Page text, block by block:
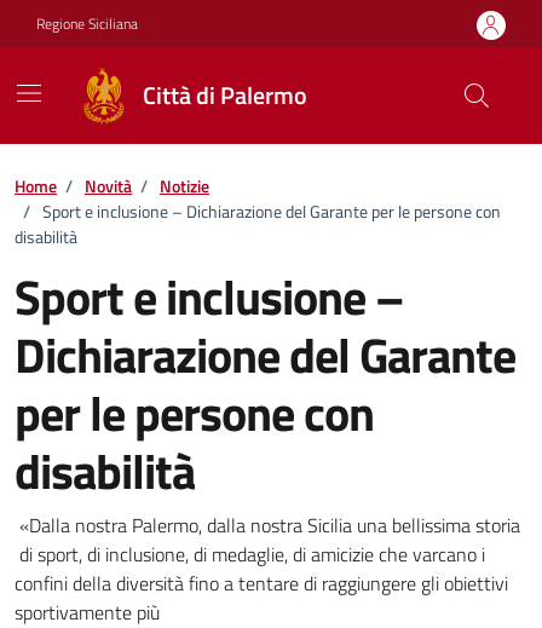
Vai ai contenuti
Vai al footer
Regione Siciliana
Città di Palermo
Home / Novità / Notizie
/ Sport e inclusione – Dichiarazione del Garante per le persone con
disabilità
Sport e inclusione –
Dichiarazione del Garante
per le persone con
disabilità
Dettagli della notizia
«Dalla nostra Palermo, dalla nostra Sicilia una bellissima storia
di sport, di inclusione, di medaglie, di amicizie che varcano i
confini della diversità fino a tentare di raggiungere gli obiettivi
sportivamente più